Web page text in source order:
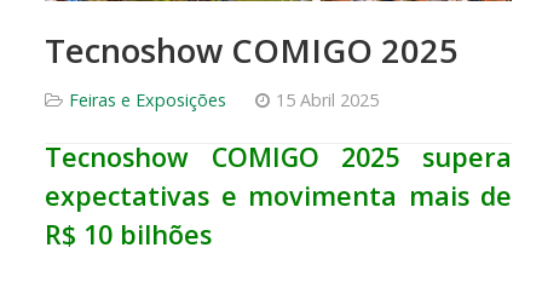
Tecnoshow COMIGO 2025
Feiras e Exposições 15 Abril 2025
Tecnoshow COMIGO 2025 supera
expectativas e movimenta mais de
R$ 10 bilhões